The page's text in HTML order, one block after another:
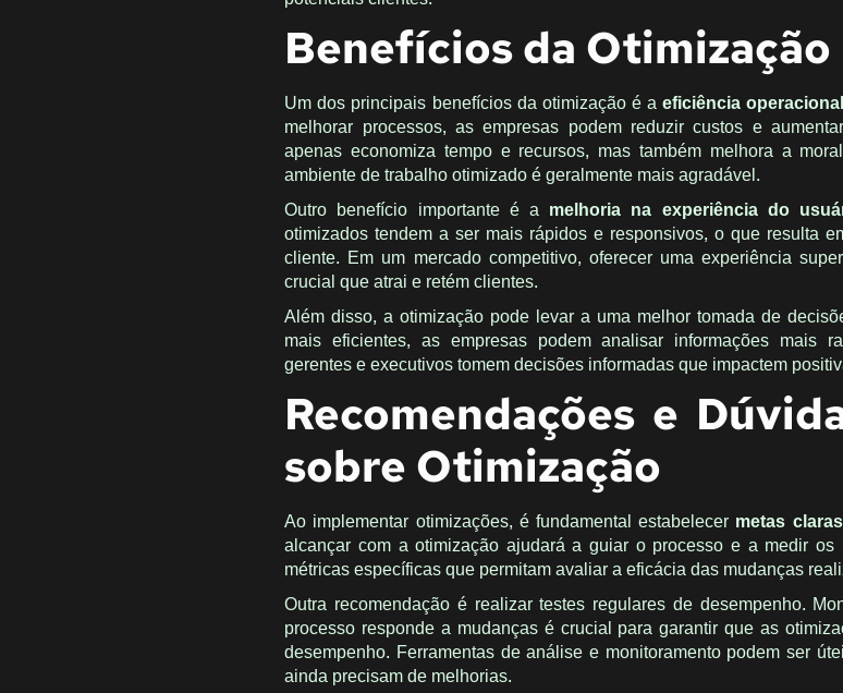
Benefícios da Otimização
Um dos principais benefícios da otimização é aeficiência operacional
melhorar processos, as empresas podem reduzir custos e
apenas economiza tempo e recursos, mas também melhora a
ambiente de trabalho otimizado é geralmente mais agradável.
Outro benefício importante é a melhoria na experiência do
otimizados tendem a ser mais rápidos e responsivos, o que resulta
cliente. Em um mercado competitivo, oferecer uma experiência
crucial que atrai e retém clientes.
Além disso, a otimização pode levar a uma melhor tomada de
mais eficientes, as empresas podem analisar informações mais
gerentes e executivos tomem decisões informadas que impactem
Recomendações e
sobre Otimização
Ao implementar otimizações, é fundamental estabelecer metas claras
alcançar com a otimização ajudará a guiar o processo e a medir os
métricas específicas que permitam avaliar a eficácia das mudanças
Outra recomendação é realizar testes regulares de desempenho.
processo responde a mudanças é crucial para garantir que as
desempenho. Ferramentas de análise e monitoramento podem ser
ainda precisam de melhorias.